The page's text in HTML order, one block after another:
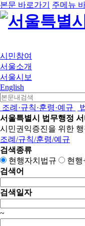
본문 바로가기 주메뉴
시민참여
서울소개
서울시보
English
조례·규칙·훈령·예규
서울특별시 법무행정
시민권익증진을 위한
조례/규칙/훈령/예규
검색종류
현행자치법규
현행
검색어
검색일자
~